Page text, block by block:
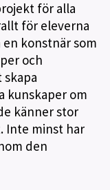
för alla
för eleverna
konstnär som
och
kunskaper om
känner stor
Inte minst har
den